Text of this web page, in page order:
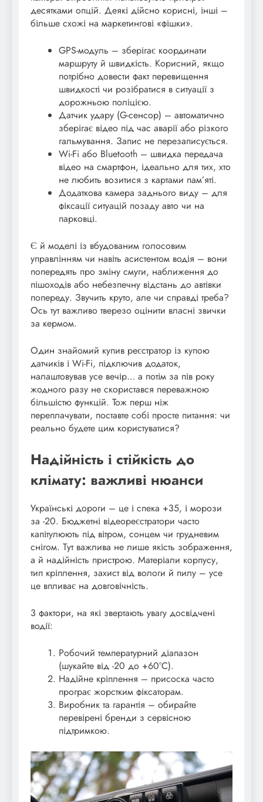
десятками опцій. Деякі дійсно корисні, інші –
більше схожі на маркетингові «фішки».
GPS-модуль – зберігає координати
маршруту й швидкість. Корисний, якщо
потрібно довести факт перевищення
швидкості чи розібратися в ситуації з
дорожньою поліцією.
Датчик удару (G-сенсор) – автоматично
зберігає відео під час аварії або різкого
гальмування. Запис не перезаписується.
Wi-Fi або Bluetooth – швидка передача
відео на смартфон, ідеально для тих, хто
не любить возитися з картами пам’яті.
Додаткова камера заднього виду – для
фіксації ситуацій позаду авто чи на
парковці.
Є й моделі із вбудованим голосовим
управлінням чи навіть асистентом водія – вони
попередять про зміну смуги, наближення до
пішоходів або небезпечну відстань до автівки
попереду. Звучить круто, але чи справді треба?
Ось тут важливо тверезо оцінити власні звички
за кермом.
Один знайомий купив реєстратор із купою
датчиків і Wi-Fi, підключив додаток,
налаштовував усе вечір… а потім за пів року
жодного разу не скористався переважною
більшістю функцій. Тож перш ніж
переплачувати, поставте собі просте питання: чи
реально будете цим користуватися?
Надійність і стійкість до
клімату: важливі нюанси
Українські дороги – це і спека +35, і морози
за -20. Бюджетні відеореєстратори часто
капітулюють під вітром, сонцем чи грудневим
снігом. Тут важлива не лише якість зображення,
а й надійність пристрою. Матеріали корпусу,
тип кріплення, захист від вологи й пилу – усе
це впливає на довговічність.
3 фактори, на які звертають увагу досвідчені
водії:
Робочий температурний діапазон
(шукайте від -20 до +60°C).
Надійне кріплення – присоска часто
програє жорстким фіксаторам.
Виробник та гарантія – обирайте
перевірені бренди з сервісною
підтримкою.